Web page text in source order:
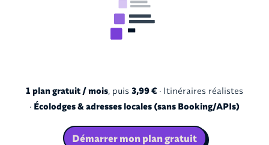
1 plan gratuit / mois, puis 3,99 € · Itinéraires réalistes
· Écolodges & adresses locales (sans Booking/APIs)
Démarrer mon plan gratuit